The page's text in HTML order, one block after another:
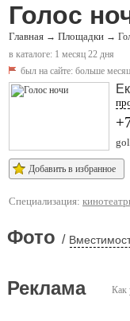
Голос
Главная → Площадки →
в каталоге: 1 месяц 22 дня
был на сайте: больше
Добавить в избранное
Специализация:
Фото /
Как
Реклама